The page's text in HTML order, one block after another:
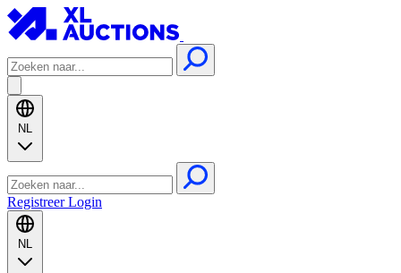
NL
RegistreerLogin
NL